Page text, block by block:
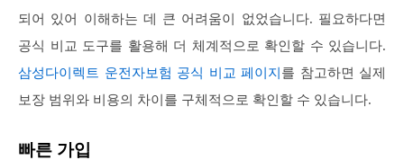
되어 있어 이해하는 데 큰 어려움이 없었습니다. 필요하다면
공식 비교 도구를 활용해 더 체계적으로 확인할 수 있습니다.
삼성다이렉트 운전자보험 공식 비교 페이지 를 참고하면 실제
보장 범위와 비용의 차이를 구체적으로 확인할 수 있습니다.
빠른 가입